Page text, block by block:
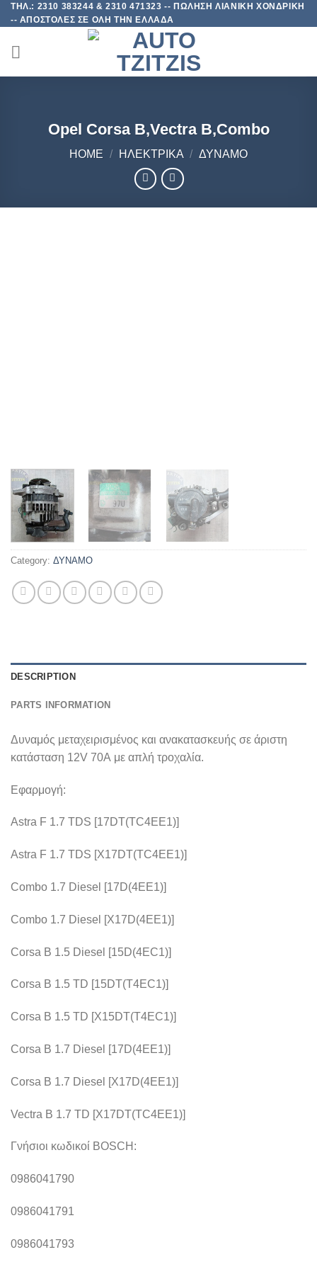
Skip
to
content
ΤΗΛ.: 2310 383244 & 2310 471323 -- ΠΩΛΗΣΗ ΛΙΑΝΙΚΗ ΧΟΝΔΡΙΚΗ
-- ΑΠΟΣΤΟΛΕΣ ΣΕ ΟΛΗ ΤΗΝ ΕΛΛΑΔΑ
Opel Corsa B,Vectra B,Combo
HOME / ΗΛΕΚΤΡΙΚΑ / ΔΥΝΑΜΟ
Category: ΔΥΝΑΜΟ
DESCRIPTION
PARTS INFORMATION
Δυναμός μεταχειρισμένος και ανακατασκευής σε άριστη
κατάσταση 12V 70A με απλή τροχαλία.
Εφαρμογή:
Astra F 1.7 TDS [17DT(TC4EE1)]
Astra F 1.7 TDS [X17DT(TC4EE1)]
Combo 1.7 Diesel [17D(4EE1)]
Combo 1.7 Diesel [X17D(4EE1)]
Corsa B 1.5 Diesel [15D(4EC1)]
Corsa B 1.5 TD [15DT(T4EC1)]
Corsa B 1.5 TD [X15DT(T4EC1)]
Corsa B 1.7 Diesel [17D(4EE1)]
Corsa B 1.7 Diesel [X17D(4EE1)]
Vectra B 1.7 TD [X17DT(TC4EE1)]
Γνήσιοι κωδικοί BOSCH:
0986041790
0986041791
0986041793